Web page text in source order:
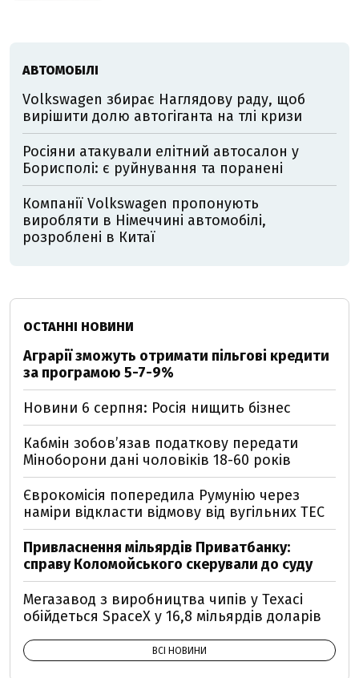
АВТОМОБІЛІ
Volkswagen збирає Наглядову раду, щоб
вирішити долю автогіганта на тлі кризи
Росіяни атакували елітний автосалон у
Борисполі: є руйнування та поранені
Компанії Volkswagen пропонують
виробляти в Німеччині автомобілі,
розроблені в Китаї
ОСТАННІ НОВИНИ
Аграрії зможуть отримати пільгові кредити
за програмою 5-7-9%
Новини 6 серпня: Росія нищить бізнес
Кабмін зобовʼязав податкову передати
Міноборони дані чоловіків 18-60 років
Єврокомісія попередила Румунію через
наміри відкласти відмову від вугільних ТЕС
Привласнення мільярдів Приватбанку:
справу Коломойського скерували до суду
Мегазавод з виробництва чипів у Техасі
обійдеться SpaceX у 16,8 мільярдів доларів
ВСІ НОВИНИ